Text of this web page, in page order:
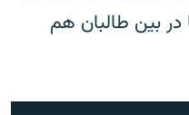
در بین طالبان هم